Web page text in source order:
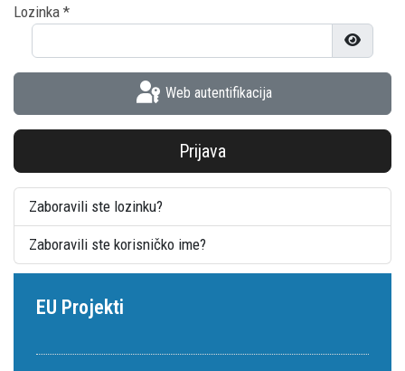
Lozinka *
Prikaži
Web autentifikacija
Prijava
Zaboravili ste lozinku?
Zaboravili ste korisničko ime?
EU Projekti